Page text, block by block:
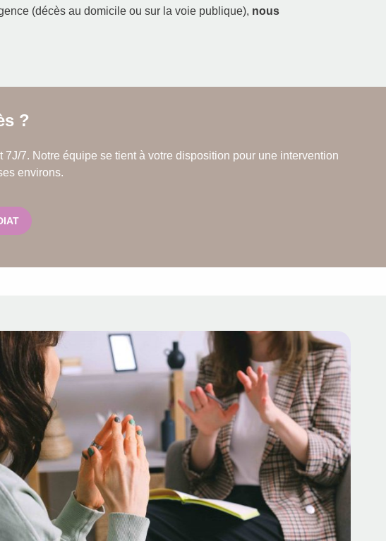
(décès au domicile ou sur la voie publique), nous
?
7. Notre équipe se tient à votre disposition pour une intervention
environs.